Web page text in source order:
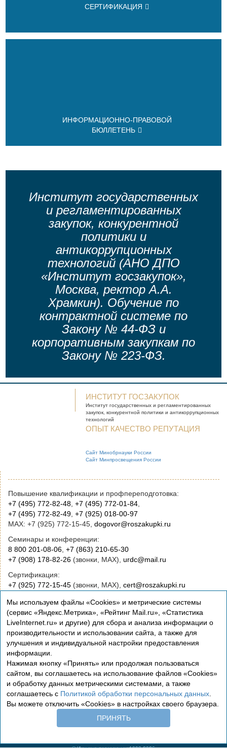
СЕРТИФИКАЦИЯ
ИНФОРМАЦИОННО-ПРАВОВОЙ
БЮЛЛЕТЕНЬ
Институт государственных
и регламентированных
закупок, конкурентной
политики и
антикоррупционных
технологий (АНО ДПО
«Институт госзакупок»,
Москва, ректор А.А.
Храмкин). Обучение по
контрактной системе по
Закону № 44-ФЗ и
корпоративным закупкам по
Закону № 223-ФЗ.
ИНСТИТУТ ГОСЗАКУПОК
Институт государственных и регламентированных
закупок, конкурентной политики и антикоррупционных
технологий
ОПЫТ КАЧЕСТВО РЕПУТАЦИЯ
Сайт Минобрнауки России
Сайт Минпросвещения России
Повышение квалификации и профпереподготовка:
+7 (495) 772-82-48 +7 (495) 772-01-84
+7 (495) 772-82-49 +7 (925) 018-00-97
MAX: +7 (925) 772-15-45, dogovor@roszakupki.ru
Семинары и конференции:
8 800 201-08-06 +7 (863) 210-65-30
+7 (908) 178-82-26 (звонки, MAX), urdc@mail.ru
Сертификация:
+7 (925) 772-15-45 (звонки, MAX), cert@roszakupki.ru
Приобретение книг:
+7 (495) 772-00-14,institut@roszakupki.ru
Консультационные услуги и руководство:
+7 (495) 772-01-83, institut@roszakupki.ru
Сертификация
Политика обработки персональных данных
Мы используем файлы «Cookies» и метрические системы
(сервис «Яндекс.Метрика», «Рейтинг Mail.ru», «Статистика
LiveInternet.ru» и другие) для сбора и анализа информации о
производительности и использовании сайта, а также для
улучшения и индивидуальной настройки предоставления
информации.
Нажимая кнопку «Принять» или продолжая пользоваться
сайтом, вы соглашаетесь на использование файлов «Cookies»
и обработку данных метрическими системами, а также
соглашаетесь с Политикой обработки персональных данных
Вы можете отключить «Cookies» в настройках своего браузера.
ПРИНЯТЬ